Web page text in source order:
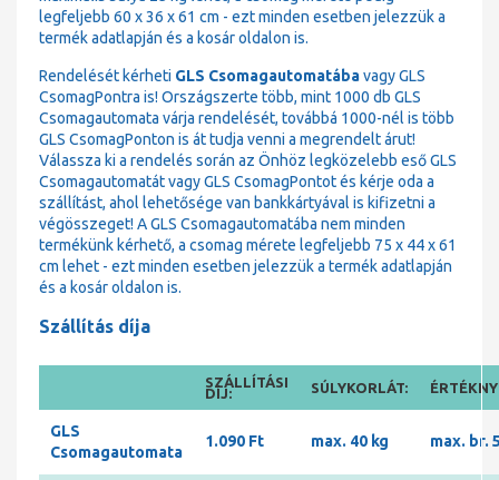
legfeljebb 60 x 36 x 61 cm - ezt minden esetben jelezzük a
termék adatlapján és a kosár oldalon is.
Rendelését kérheti GLS Csomagautomatábavagy GLS
CsomagPontra is! Országszerte több, mint 1000 db GLS
Csomagautomata várja rendelését, továbbá 1000-nél is több
GLS CsomagPonton is át tudja venni a megrendelt árut!
Válassza ki a rendelés során az Önhöz legközelebb eső GLS
Csomagautomatát vagy GLS CsomagPontot és kérje oda a
szállítást, ahol lehetősége van bankkártyával is kifizetni a
végösszeget! A GLS Csomagautomatába nem minden
termékünk kérhető, a csomag mérete legfeljebb 75 x 44 x 61
cm lehet - ezt minden esetben jelezzük a termék adatlapján
és a kosár oldalon is.
Szállítás díja
SZÁLLÍTÁSI
DÍJ: SÚLYKORLÁT:
GLS
Csomagautomata
1.090 Ft max. 40 kg max. br.